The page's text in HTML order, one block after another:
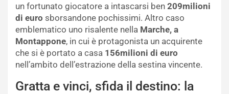
un fortunato giocatore a intascarsi ben 209milioni
di euro sborsandone pochissimi. Altro caso
emblematico uno risalente nella Marche, a
Montappone, in cui è protagonista un acquirente
che si è portato a casa 156milioni di euro
nell’ambito dell’estrazione della sestina vincente.
Gratta e vinci, sfida il destino: la